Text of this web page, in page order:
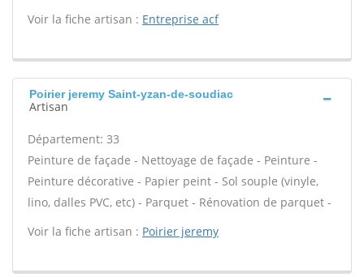
Voir la fiche artisan : Entreprise acf
Poirier jeremy Saint-yzan-de-soudiac
Artisan
Département: 33
Peinture de façade - Nettoyage de façade - Peinture -
Peinture décorative - Papier peint - Sol souple (vinyle,
lino, dalles PVC, etc) - Parquet - Rénovation de parquet -
Voir la fiche artisan : Poirier jeremy